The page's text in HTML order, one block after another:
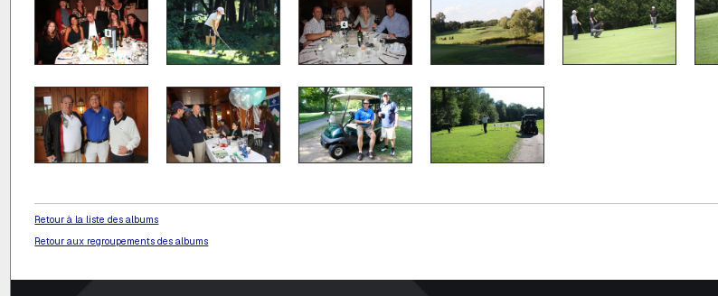
Retour à la liste des albums
Retour aux regroupements des albums